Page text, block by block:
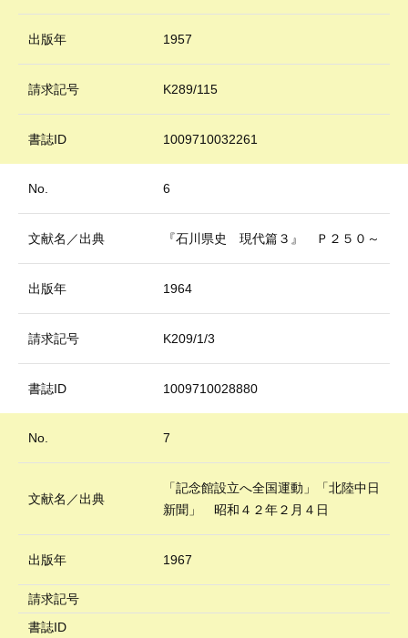
出版年 1957
請求記号 K289/115
書誌ID 1009710032261
No. 6
文献名／出典 『石川県史 現代篇３』 Ｐ２５０～
出版年 1964
請求記号 K209/1/3
書誌ID 1009710028880
No. 7
文献名／出典
「記念館設立へ全国運動」「北陸中日
新聞」 昭和４２年２月４日
出版年 1967
請求記号
書誌ID